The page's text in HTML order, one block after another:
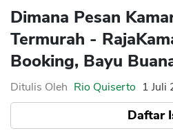
Saham
Bitcoin
Investasi
Pengeluaran
Rencana Keuangan
Mengelola keuangan
Kartu Kredit
KPR
KTA
Pinjaman Online
Hutang
Pinjaman
Kartu Kredit
Dimana Pesan
Termurah -
Booking, Bayu
Ditulis Oleh Rio Quiserto 1 Juli
Daftar